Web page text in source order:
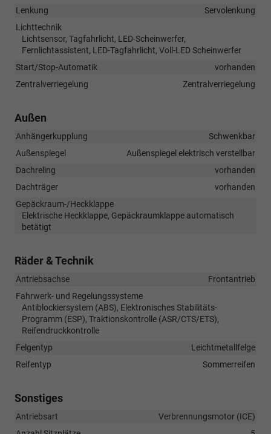
Lenkung
Servolenkung
Lichttechnik
Lichtsensor, Tagfahrlicht, LED-Scheinwerfer,
Fernlichtassistent, LED-Tagfahrlicht, Voll-LED Scheinwerfer
Start/Stop-Automatik
vorhanden
Zentralverriegelung
Zentralverriegelung
Außen
Anhängerkupplung
Schwenkbar
Außenspiegel
Außenspiegel elektrisch verstellbar
Dachreling
vorhanden
Dachträger
vorhanden
Gepäckraum-/Heckklappe
Elektrische Heckklappe, Gepäckraumklappe automatisch
betätigt
Räder & Technik
Antriebsachse
Frontantrieb
Fahrwerk- und Regelungssysteme
Antiblockiersystem (ABS), Elektronisches Stabilitäts-
Programm (ESP), Traktionskontrolle (ASR/CTS/ETS),
Reifendruckkontrolle
Felgentyp
Leichtmetallfelge
Reifentyp
Sommerreifen
Sonstiges
Antriebsart
Verbrennungsmotor (ICE)